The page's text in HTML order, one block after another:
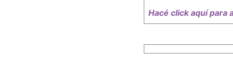
Hacé click aquí para